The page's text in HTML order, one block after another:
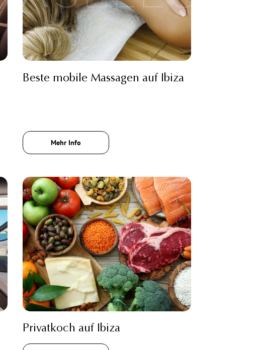
Beste mobile Massagen auf Ibiza
Mehr Info
Privatkoch auf Ibiza